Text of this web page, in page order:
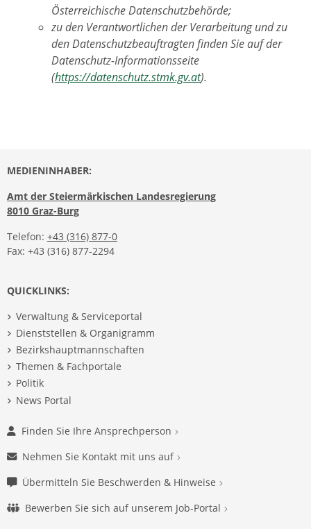
Österreichische Datenschutzbehörde;
zu den Verantwortlichen der Verarbeitung und zu
den Datenschutzbeauftragten finden Sie auf der
Datenschutz-Informationsseite
(https://datenschutz.stmk.gv.at).
MEDIENINHABER:
Amt der Steiermärkischen Landesregierung
8010 Graz-Burg
Telefon: +43 (316) 877-0
Fax: +43 (316) 877-2294
QUICKLINKS:
Verwaltung & Serviceportal
Dienststellen & Organigramm
Bezirkshauptmannschaften
Themen & Fachportale
Politik
News Portal
Finden Sie Ihre Ansprechperson
Nehmen Sie Kontakt mit uns auf
Übermitteln Sie Beschwerden & Hinweise
Bewerben Sie sich auf unserem Job-Portal